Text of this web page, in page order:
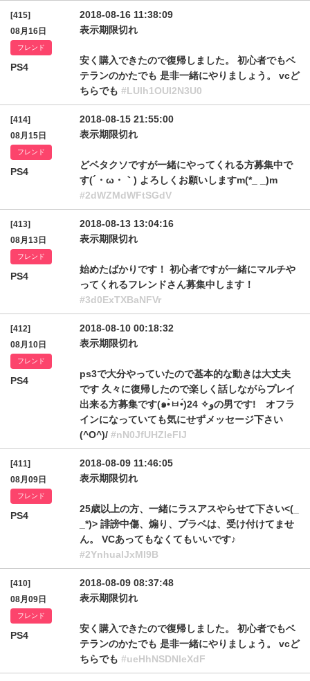
[415]
08月16日
フレンド
PS4
2018-08-16 11:38:09
表示期限切れ
安く購入できたので復帰しました。 初心者でもベ
テランのかたでも 是非一緒にやりましょう。 vcど
ちらでも #LUlh1OUI2N3U0
[414]
08月15日
フレンド
PS4
2018-08-15 21:55:00
表示期限切れ
どベタクソですが一緒にやってくれる方募集中で
す(´・ω・｀) よろしくお願いしますm(*_ _)m
#2dWZMdWFtSGdV
[413]
08月13日
フレンド
PS4
2018-08-13 13:04:16
表示期限切れ
始めたばかりです！ 初心者ですが一緒にマルチや
ってくれるフレンドさん募集中します！
#3d0ExTXBaNFVr
[412]
08月10日
フレンド
PS4
2018-08-10 00:18:32
表示期限切れ
ps3で大分やっていたので基本的な動きは大丈夫
です 久々に復帰したので楽しく話しながらプレイ
出来る方募集です(๑•̀ㅂ•́)و✧ 24の男です! オフラ
インになっていても気にせずメッセージ下さい
(^O^)/ #nN0JfUHZIeFlJ
[411]
08月09日
フレンド
PS4
2018-08-09 11:46:05
表示期限切れ
25歳以上の方、一緒にラスアスやらせて下さい<(_
_*)> 誹謗中傷、煽り、プラベは、受け付けてませ
ん。 VCあってもなくてもいいです♪
#2YnhualJxMl9B
[410]
08月09日
フレンド
PS4
2018-08-09 08:37:48
表示期限切れ
安く購入できたので復帰しました。 初心者でもベ
テランのかたでも 是非一緒にやりましょう。 vcど
ちらでも #ueHhNSDNleXdF